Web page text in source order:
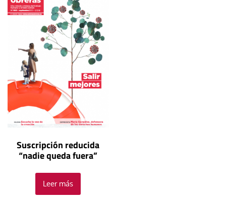
Suscripción reducida
“nadie queda fuera”
Leer más